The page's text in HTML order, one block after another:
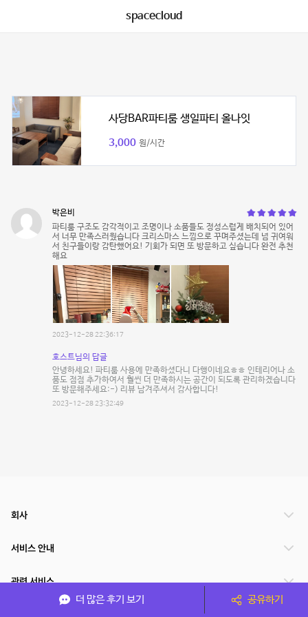
spacecloud
사당BAR파티룸 생일파티 올나잇
3,000 원/시간
박은비
파티룸 구조도 감각적이고 조명이나 소품들도 정성스럽게 배치되어 있어
서 너무 만족스러웠습니다 크리스마스 느낌으로 꾸며주셨는데 넘 귀여워
서 친구들이랑 감탄했어요! 기회가 되면 또 방문하고 싶습니다 완전 추천
해요
2023-12-28 22:36:17
호스트님의 답글
안녕하세요! 파티룸 사용에 만족하셨다니 다행이네요ㅎㅎ 인테리어나 소
품도 점점 추가하여서 훨씬 더 만족하시는 공간이 되도록 관리하겠습니다
또 방문해주세요:-) 리뷰 남겨주셔서 감사합니다!
2023-12-28 23:32:49
더 많은 후기 보기 공유하기
회사
서비스 안내
관련 서비스